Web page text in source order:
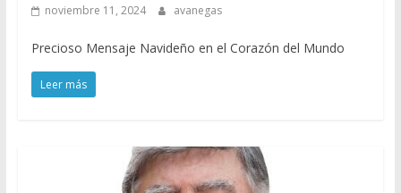
noviembre 11, 2024 avanegas
Precioso Mensaje Navideño en el Corazón del Mundo
Leer más